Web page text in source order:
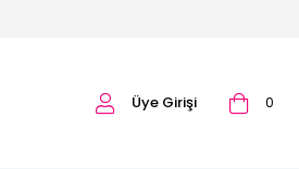
0
Üye Girişi